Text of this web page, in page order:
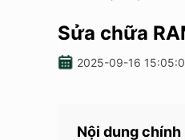
Sửa chữa
2025-09-16
Nội dung chính